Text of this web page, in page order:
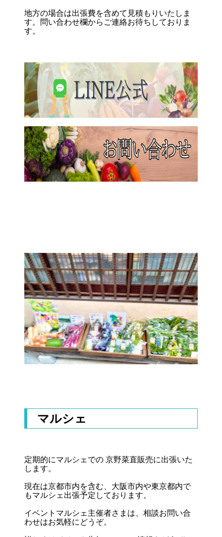
地方の場合は出張費を含めて見積もりいたしま
す。問い合わせ欄からご連絡お待ちしておりま
す。
マルシェ
定期的にマルシェでの 京野菜直販売に出張いた
します。
現在は京都市内を含む、大阪市内や東京都内で
もマルシェ出張予定しております。
イベントマルシェ主催者さまは、相談お問い合
わせはお気軽にどうぞ。